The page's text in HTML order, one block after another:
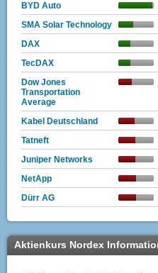
BYD Auto
SMA Solar Technology
DAX
TecDAX
Dow Jones
Transportation
Average
Kabel Deutschland
Tatneft
Juniper Networks
NetApp
Dürr AG
Aktienkurs Nordex